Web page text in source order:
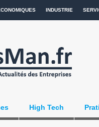
INDUSTRIE
High Tech